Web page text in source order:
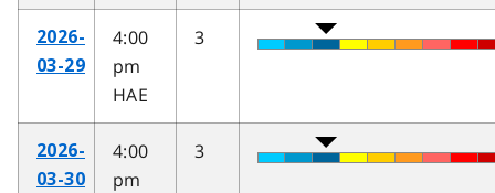
2026-
03-29
4:00
pm
HAE
3
2026-
03-30
4:00
pm
3